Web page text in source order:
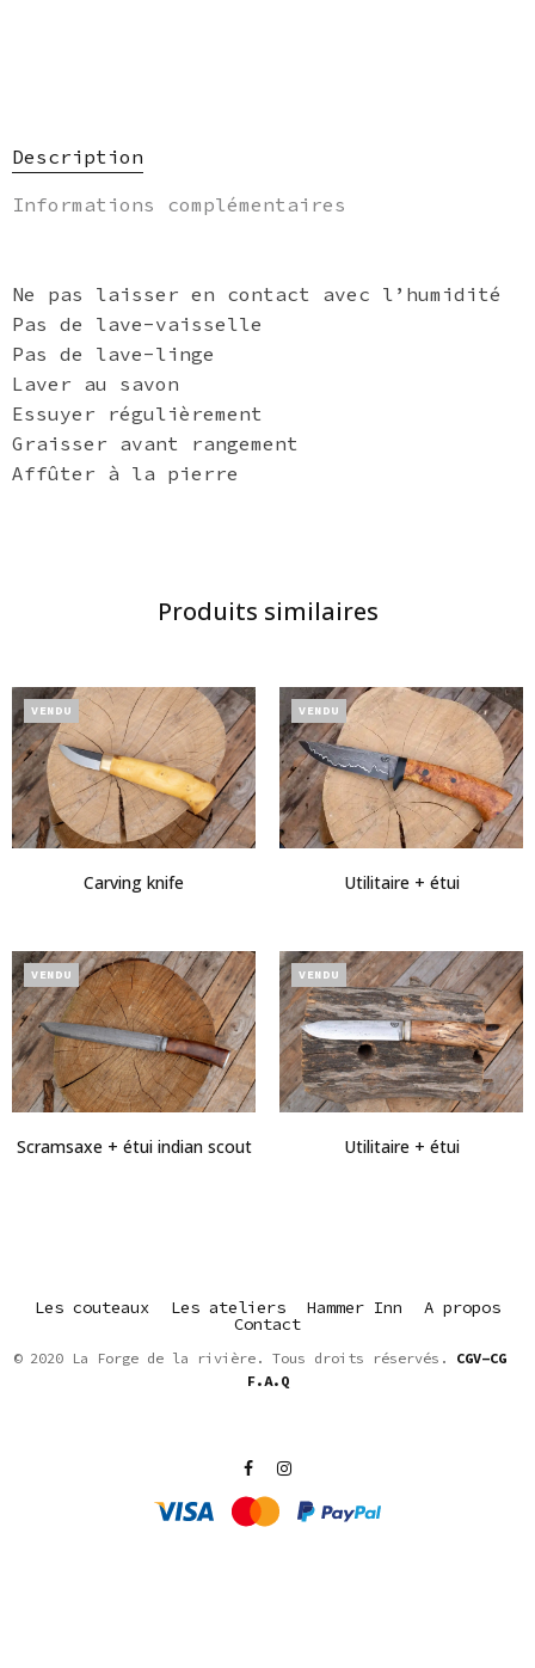
Description
Informations complémentaires
Ne pas laisser en contact avec l’humidité
Pas de lave-vaisselle
Pas de lave-linge
Laver au savon
Essuyer régulièrement
Graisser avant rangement
Affûter à la pierre
Produits similaires
VENDU
Carving knife
VENDU
Utilitaire + étui
VENDU
Scramsaxe + étui indian scout
VENDU
Utilitaire + étui
Les couteaux Les ateliers Hammer Inn A propos
Contact
© 2020 La Forge de la rivière. Tous droits réservés. CGV-CG
F.A.Q